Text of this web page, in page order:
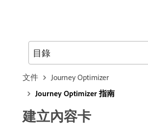
文件
Journey Optimizer
Journey Optimizer 指南
建立內容卡
目錄